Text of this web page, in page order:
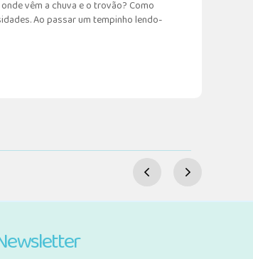
vêm a chuva e o trovão? Como
Ao passar um tempinho lendo-